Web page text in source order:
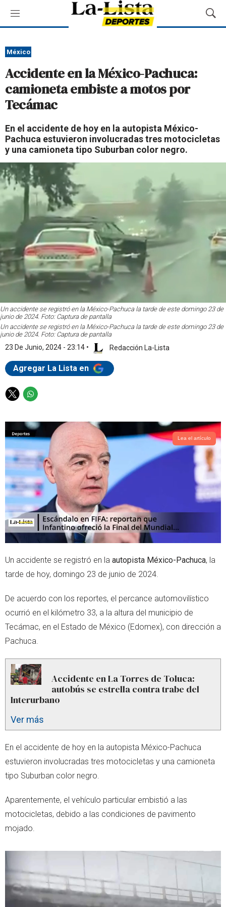
M
e
ú
M
o
u
e
México
Accidente en la México-Pachuca:
camioneta embiste a motos por
Tecámac
En el accidente de hoy en la autopista México-
Pachuca estuvieron involucradas tres motocicletas
y una camioneta tipo Suburban color negro.
Un accidente se registró en la México-Pachuca la tarde de este domingo 23 de
junio de 2024. Foto: Captura de pantalla
Un accidente se registró en la México-Pachuca la tarde de este domingo 23 de
junio de 2024. Foto: Captura de pantalla
23 De Junio, 2024 - 23:14 • Redacción La-Lista
Agregar La Lista en
T
i
t
t
e
r
W
a
t
s
a
p
p
Lea el artículo
Un accidente se registró en la autopista México-Pachuca, la
tarde de hoy, domingo 23 de junio de 2024.
De acuerdo con los reportes, el percance automovilístico
ocurrió en el kilómetro 33, a la altura del municipio de
Tecámac, en el Estado de México (Edomex), con dirección a
Pachuca.
Accidente en La Torres de Toluca:
autobús se estrella contra trabe del
Interurbano
Ver más
En el accidente de hoy en la autopista México-Pachuca
estuvieron involucradas tres motocicletas y una camioneta
tipo Suburban color negro.
Aparentemente, el vehículo particular embistió a las
motocicletas, debido a las condiciones de pavimento
mojado.